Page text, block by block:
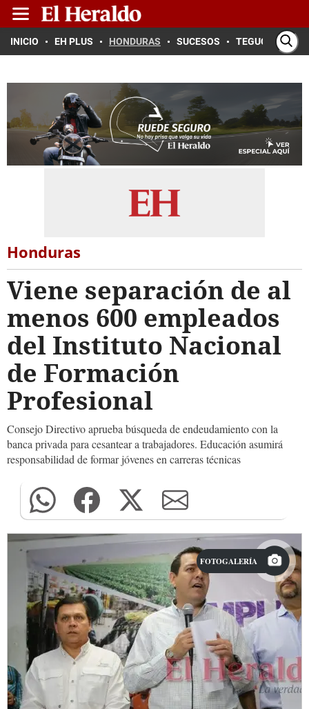
INICIO EH PLUS HONDURAS SUCESOS TEGUCIGALPA
Honduras
Viene separación de al
menos 600 empleados
del Instituto Nacional
de Formación
Profesional
Consejo Directivo aprueba búsqueda de endeudamiento con la
banca privada para cesantear a trabajadores. Educación asumirá
responsabilidad de formar jóvenes en carreras técnicas
FOTOGALERÍA